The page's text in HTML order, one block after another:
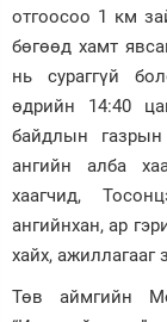
отгоосоо 1 км
бөгөөд хамт
нь сураггүй
өдрийн 14:40
байдлын
ангийн алба
хаагчид,
ангийнхан, ар
хайх, ажиллагааг
Төв аймгийн